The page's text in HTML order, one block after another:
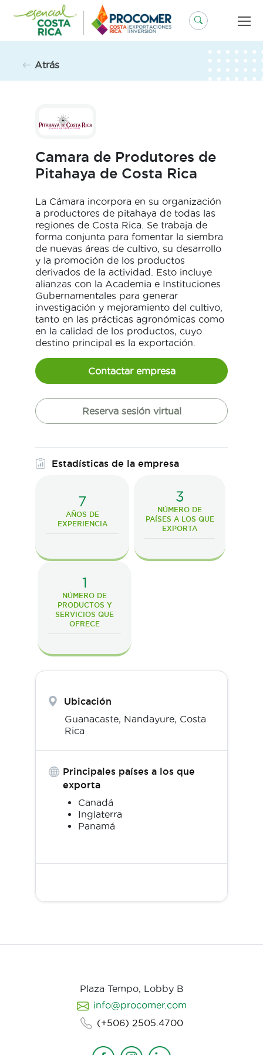
contenido
Atrás
Camara de Produtores de
Pitahaya de Costa Rica
La Cámara incorpora en su organización
a productores de pitahaya de todas las
regiones de Costa Rica. Se trabaja de
forma conjunta para fomentar la siembra
de nuevas áreas de cultivo, su desarrollo
y la promoción de los productos
derivados de la actividad. Esto incluye
alianzas con la Academia e Instituciones
Gubernamentales para generar
investigación y mejoramiento del cultivo,
tanto en las prácticas agronómicas como
en la calidad de los productos, cuyo
destino principal es la exportación.
Contactar empresa
Reserva sesión virtual
Estadísticas de la empresa
7
AÑOS DE
EXPERIENCIA
3
NÚMERO DE
PAÍSES A LOS QUE
EXPORTA
1
NÚMERO DE
PRODUCTOS Y
SERVICIOS QUE
OFRECE
Ubicación
Guanacaste, Nandayure, Costa
Rica
Principales países a los que
exporta
Canadá
Inglaterra
Panamá
Plaza Tempo, Lobby B
info@procomer.com
(+506) 2505.4700